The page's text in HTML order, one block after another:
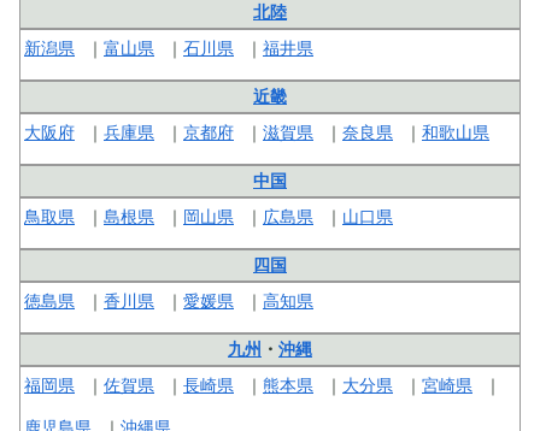
北陸
新潟県
富山県 石川県 福井県
近畿
大阪府
兵庫県 京都府 滋賀県 奈良県 和歌山県
中国
鳥取県
島根県 岡山県 広島県 山口県
四国
徳島県
香川県 愛媛県 高知県
九州 ・ 沖縄
福岡県
佐賀県 長崎県 熊本県 大分県 宮崎県